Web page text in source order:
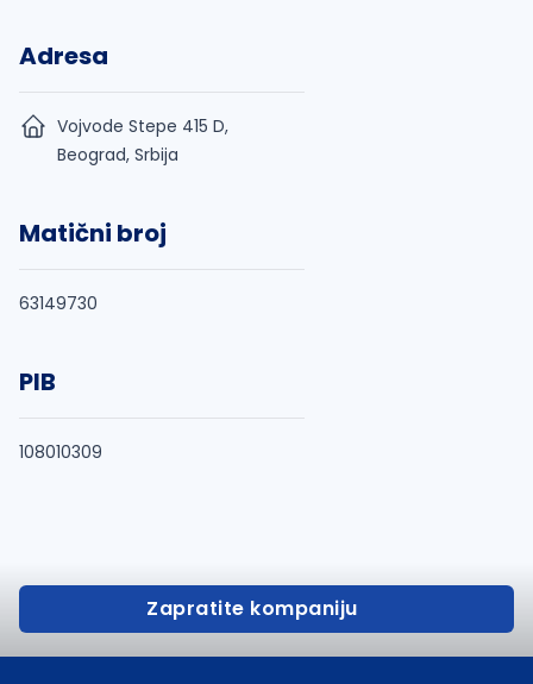
Adresa
Vojvode Stepe 415 D,
Beograd, Srbija
Matični broj
63149730
PIB
108010309
Zapratite kompaniju